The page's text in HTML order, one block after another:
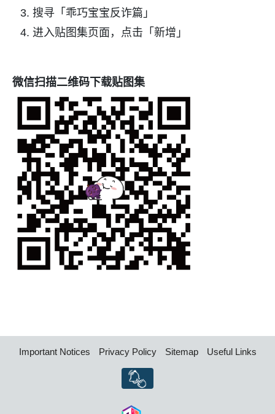
搜寻「乖巧宝宝反诈篇」
进入贴图集页面，点击「新增」
微信扫描二维码下载贴图集
Important Notices Privacy Policy Sitemap Useful Links